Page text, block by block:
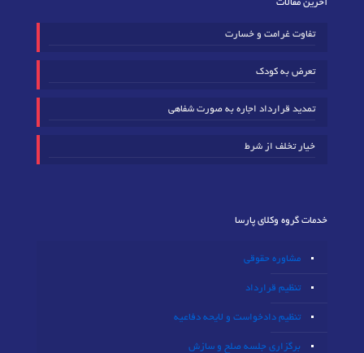
آخرین مقالات
تفاوت غرامت و خسارت
تعرض به کودک
تمدید قرارداد اجاره به صورت شفاهی
خیار تخلف از شرط
خدمات گروه وکلای پارسا
مشاوره حقوقی
تنظیم قرارداد
تنظیم دادخواست و لایحه دفاعیه
برگزاری جلسه صلح و سازش